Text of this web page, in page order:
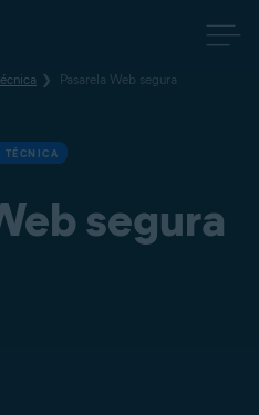
Pasarela Web segura
TÉCNICA
segura